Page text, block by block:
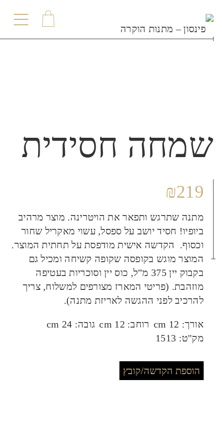
תפריט
שמחה חסידית
₪219
מתנה שתרגש ותפאר את הויטרינה. מוצר מרהיב
ביופיו! חסיד יושב על ספסל, עשוי מאקריל שחור
וכסוף. הקדשה אישית מודפסת על תחתית המוצר.
המוצר מוגש בקופסה שקופה קשיחה ומכיל גם
בקבוק יין 375 מ”ל, כוס יין וסוכריות בעטיפה
מוזהבת. (פריטי המארז מצורפים למשלוח, צריך
להרכיב לפני ההגשה לאריזת מתנה).
אורך: 12 cm רוחב: 12 cm גובה: 24 cm
מק"ט: 1513
הוספת הקדשה/קובץ